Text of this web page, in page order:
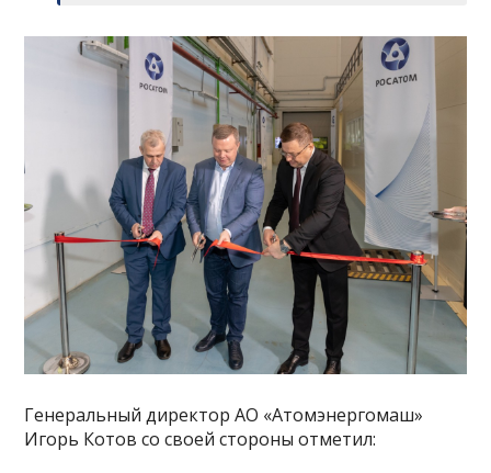
Генеральный директор АО «Атомэнергомаш»
Игорь Котов со своей стороны отметил: